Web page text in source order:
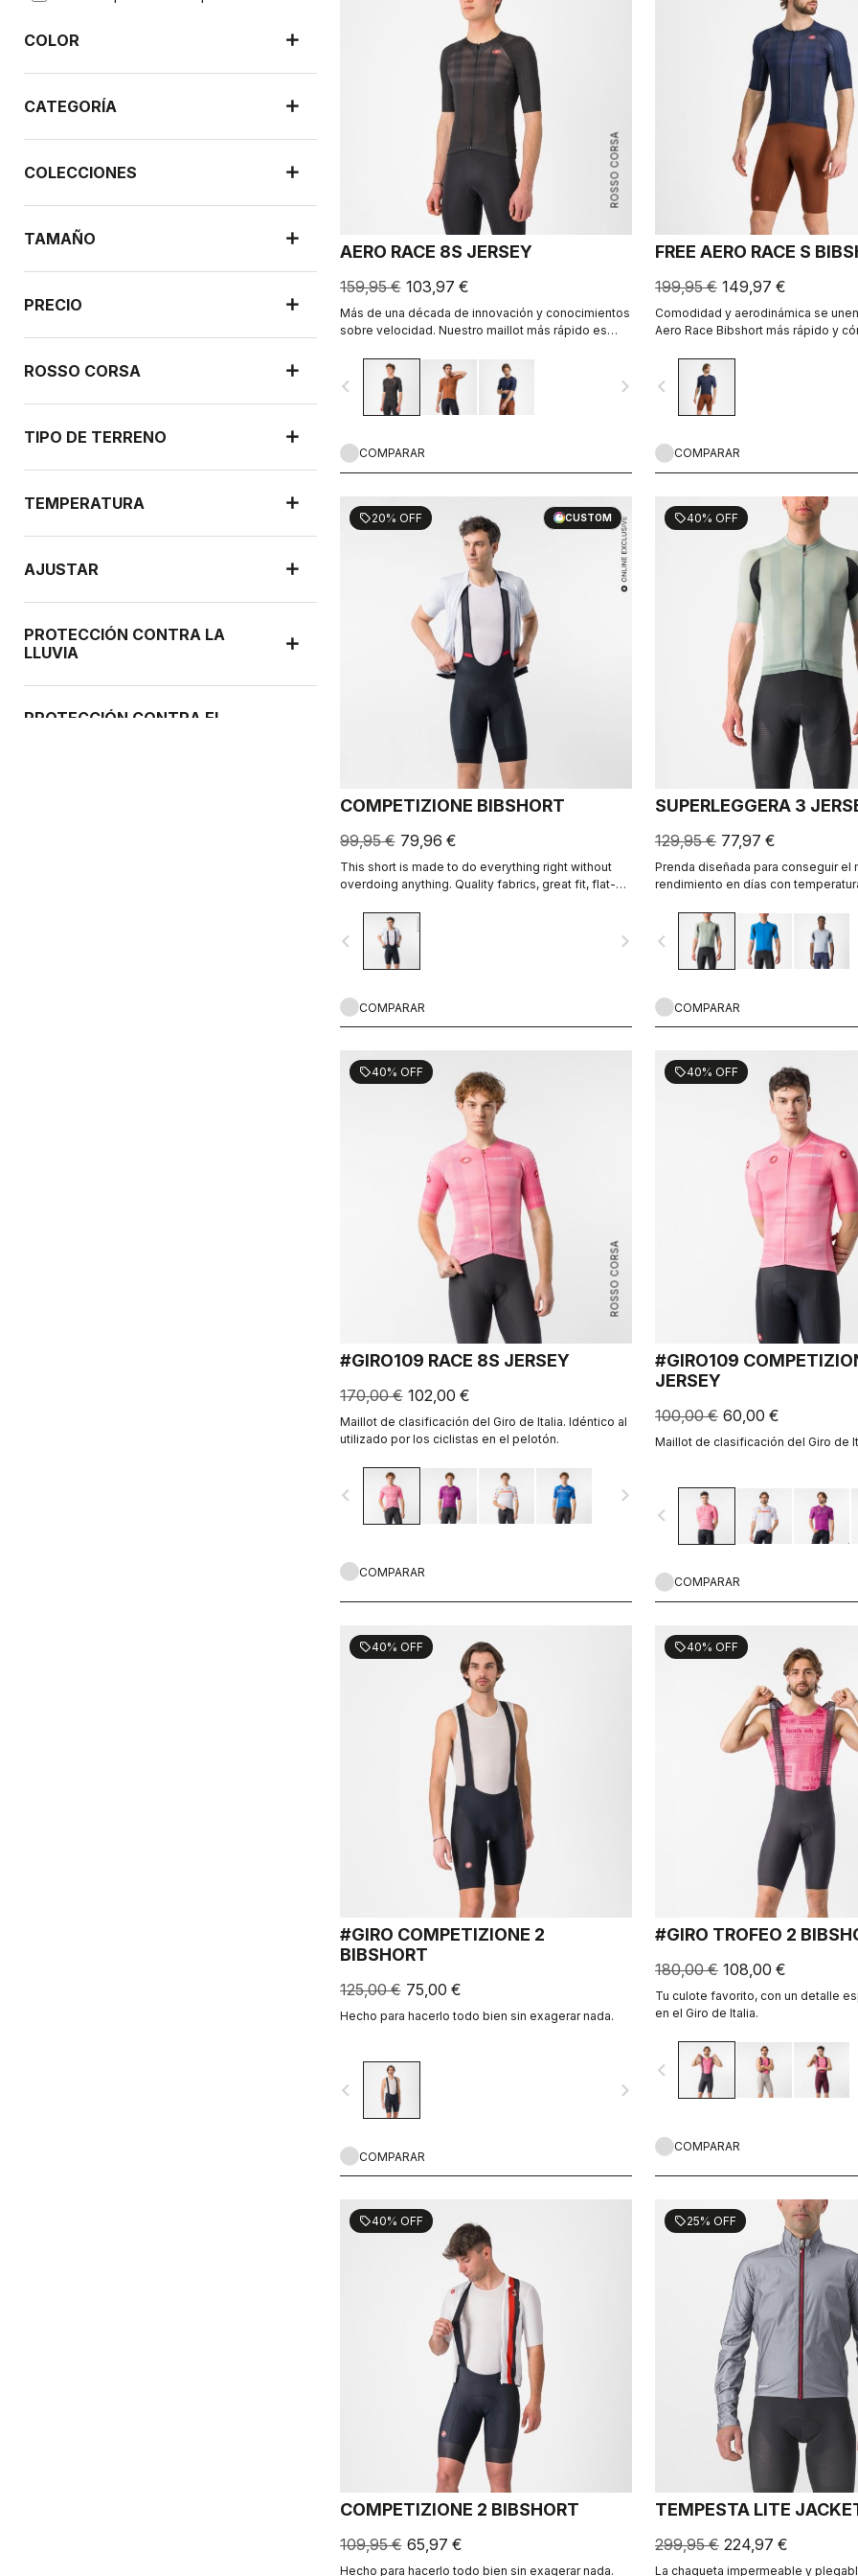
COLOR
CATEGORÍA
COLECCIONES
TAMAÑO
PRECIO
ROSSO CORSA
TIPO DE TERRENO
TEMPERATURA
AJUSTAR
PROTECCIÓN CONTRA LA
LLUVIA
PROTECCIÓN CONTRA EL
ROSSO CORSA
AERO RACE 8S JERSEY
159,95 € 103,97 €
Más de una década de innovación y conocimientos
sobre velocidad. Nuestro maillot más rápido es
navigate_before navigate_next
COMPARAR
FREE AERO RACE S
199,95 € 149,97 €
Comodidad y aerodinámica se
Aero Race Bibshort más rápido y
navigate_before
COMPARAR
sell20% OFF CUSTOM
COMPETIZIONE BIBSHORT
99,95 € 79,96 €
This short is made to do everything right without
overdoing anything. Quality fabrics, great fit, flat-
grippers.
navigate_before navigate_next
COMPARAR
sell40% OFF
SUPERLEGGERA 3
129,95 € 77,97 €
Prenda diseñada para conseguir el
rendimiento en días con
notas cuando hace calor.
navigate_before
COMPARAR
ROSSO CORSA
sell40% OFF
#GIRO109 RACE 8S JERSEY
170,00 € 102,00 €
Maillot de clasificación del Giro de Italia. Idéntico al
utilizado por los ciclistas en el pelotón.
navigate_before navigate_next
COMPARAR
sell40% OFF
#GIRO109
JERSEY
100,00 € 60,00 €
Maillot de clasificación del Giro de
navigate_before
COMPARAR
sell40% OFF
#GIRO COMPETIZIONE 2
BIBSHORT
125,00 € 75,00 €
Hecho para hacerlo todo bien sin exagerar nada.
navigate_before navigate_next
COMPARAR
sell40% OFF
#GIRO TROFEO 2
180,00 € 108,00 €
Tu culote favorito, con un detalle
en el Giro de Italia.
navigate_before
COMPARAR
sell40% OFF
COMPETIZIONE 2 BIBSHORT
109,95 € 65,97 €
Hecho para hacerlo todo bien sin exagerar nada.
sell25% OFF
TEMPESTA LITE
299,95 € 224,97 €
La chaqueta impermeable y